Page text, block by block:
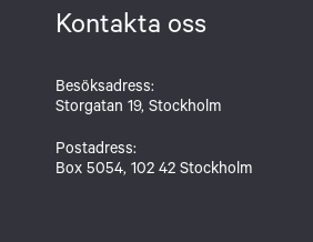
Kontakta oss
Besöksadress:
Storgatan 19, Stockholm
Postadress:
Box 5054, 102 42 Stockholm